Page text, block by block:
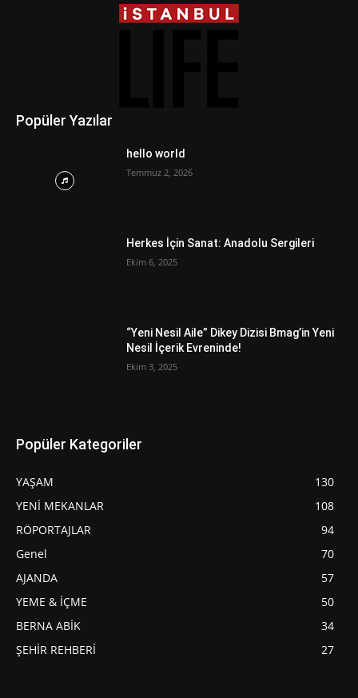
Popüler Yazılar
hello world
Temmuz 2, 2026
Herkes İçin Sanat: Anadolu Sergileri
Ekim 6, 2025
“Yeni Nesil Aile” Dikey Dizisi Bmag’in Yeni
Nesil İçerik Evreninde!
Ekim 3, 2025
Popüler Kategoriler
YAŞAM
130
YENİ MEKANLAR
108
RÖPORTAJLAR
94
Genel
70
AJANDA
57
YEME & İÇME
50
BERNA ABİK
34
ŞEHİR REHBERİ
27